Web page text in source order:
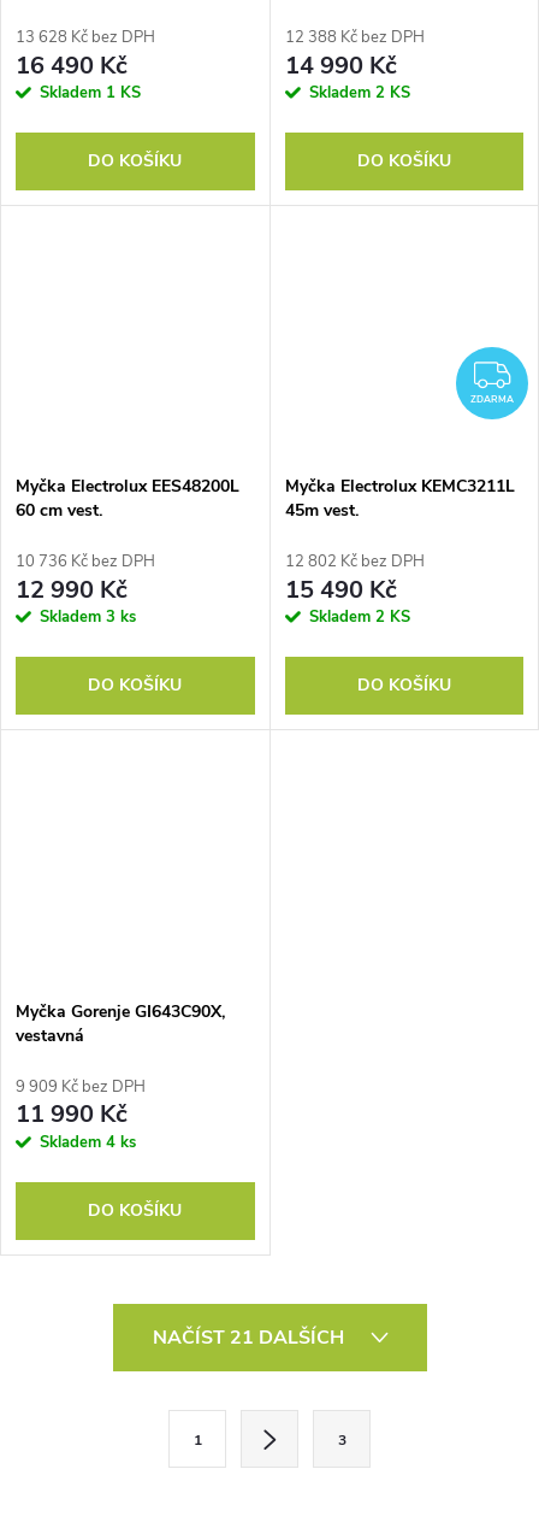
13 628 Kč bez DPH
16 490 Kč
Skladem 1 KS
DO KOŠÍKU
12 388 Kč bez DPH
14 990 Kč
Skladem 2 KS
DO KOŠÍKU
Myčka Electrolux EES48200L
60 cm vest.
10 736 Kč bez DPH
12 990 Kč
Skladem 3 ks
DO KOŠÍKU
ZDARMA
Myčka Electrolux KEMC3211L
45m vest.
12 802 Kč bez DPH
15 490 Kč
Skladem 2 KS
DO KOŠÍKU
Myčka Gorenje GI643C90X,
vestavná
9 909 Kč bez DPH
11 990 Kč
Skladem 4 ks
DO KOŠÍKU
NAČÍST 21 DALŠÍCH
1 3